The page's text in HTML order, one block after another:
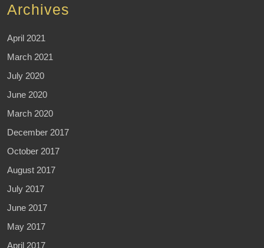
Archives
April 2021
March 2021
July 2020
June 2020
March 2020
December 2017
October 2017
August 2017
July 2017
June 2017
May 2017
April 2017